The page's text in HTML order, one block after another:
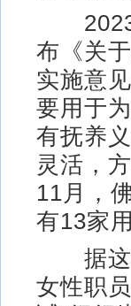
2023
布《关
实施意
要用于
有抚养
灵活，
11月，
有13家
据这
女性职